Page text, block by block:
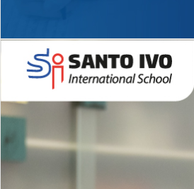
Novidades 2026 High School
EDUCAÇÃO
Inglês todos os